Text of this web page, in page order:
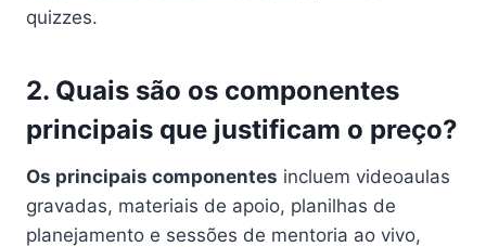
quizzes.
2. Quais são os componentes
principais que justificam o preço?
Os principais componentes incluem videoaulas
gravadas, materiais de apoio, planilhas de
planejamento e sessões de mentoria ao vivo,